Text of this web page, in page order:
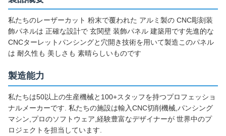
私たちのレーザーカット 粉末で覆われた アルミ製の CNC彫刻装
飾パネルは 正確な設計で 玄関壁 装飾パネル 建築用です先進的な
CNCターレットパンシングと穴開き技術を用いて製造このパネル
は 耐久性も 美しさも 素晴らしいものです
製造能力
私たちは50以上の生産機械と100+スタッフを持つプロフェッショ
ナルメーカーです. 私たちの施設は輸入CNC切削機械,パンシング
マシン,プロのソフトウェア,経験豊富なデザイナーが 世界中のプ
ロジェクトを担当しています.